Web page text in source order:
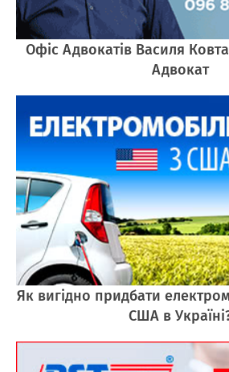
Офіс Адвокатів Василя
Адвокат
Як вигідно придбати
США в